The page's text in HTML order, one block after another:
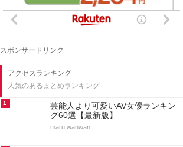
スポンサードリンク
アクセスランキング
人気のあるまとめランキング
1
芸能人より可愛いAV女優ランキン
グ60選【最新版】
maru.wanwan